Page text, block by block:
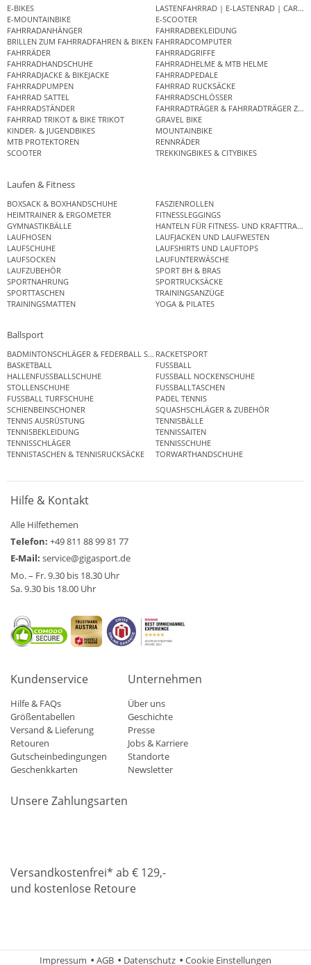
E-BIKES
LASTENFAHRRAD | E-LASTENRAD |
E-MOUNTAINBIKE
E-SCOOTER
FAHRRADANHÄNGER
FAHRRADBEKLEIDUNG
BRILLEN ZUM FAHRRADFAHREN & BIKEN FAHRRADCOMPUTER
FAHRRÄDER
FAHRRADGRIFFE
FAHRRADHANDSCHUHE
FAHRRADHELME & MTB HELME
FAHRRADJACKE & BIKEJACKE
FAHRRADPEDALE
FAHRRADPUMPEN
FAHRRAD RUCKSÄCKE
FAHRRAD SATTEL
FAHRRADSCHLÖSSER
FAHRRADSTÄNDER
FAHRRADTRÄGER & FAHRRADTRÄGER
FAHRRAD TRIKOT & BIKE TRIKOT
GRAVEL BIKE
KINDER- & JUGENDBIKES
MOUNTAINBIKE
MTB PROTEKTOREN
RENNRÄDER
SCOOTER
TREKKINGBIKES & CITYBIKES
Laufen & Fitness
BOXSACK & BOXHANDSCHUHE
FASZIENROLLEN
HEIMTRAINER & ERGOMETER
FITNESSLEGGINGS
GYMNASTIKBÄLLE
HANTELN FÜR FITNESS- UND
LAUFHOSEN
LAUFJACKEN UND LAUFWESTEN
LAUFSCHUHE
LAUFSHIRTS UND LAUFTOPS
LAUFSOCKEN
LAUFUNTERWÄSCHE
LAUFZUBEHÖR
SPORT BH & BRAS
SPORTNAHRUNG
SPORTRUCKSÄCKE
SPORTTASCHEN
TRAININGSANZÜGE
TRAININGSMATTEN
YOGA & PILATES
Ballsport
BADMINTONSCHLÄGER & FEDERBALL SETSRACKETSPORT
BASKETBALL
FUSSBALL
HALLENFUSSBALLSCHUHE
FUSSBALL NOCKENSCHUHE
STOLLENSCHUHE
FUSSBALLTASCHEN
FUSSBALL TURFSCHUHE
PADEL TENNIS
SCHIENBEINSCHONER
SQUASHSCHLÄGER & ZUBEHÖR
TENNIS AUSRÜSTUNG
TENNISBÄLLE
TENNISBEKLEIDUNG
TENNISSAITEN
TENNISSCHLÄGER
TENNISSCHUHE
TENNISTASCHEN & TENNISRUCKSÄCKE
TORWARTHANDSCHUHE
Hilfe & Kontakt
Alle Hilfethemen
Telefon: +49 811 88 99 81 77
E-Mail: service@gigasport.de
Mo. – Fr. 9.30 bis 18.30 Uhr
Sa. 9.30 bis 18.00 Uhr
Kundenservice
Hilfe & FAQs
Größentabellen
Versand & Lieferung
Retouren
Gutscheinbedingungen
Geschenkkarten
Unternehmen
Über uns
Geschichte
Presse
Jobs & Karriere
Standorte
Newsletter
Unsere Zahlungsarten
Versandkostenfrei* ab € 129,-
und kostenlose Retoure
Impressum AGB Datenschutz Cookie Einstellungen